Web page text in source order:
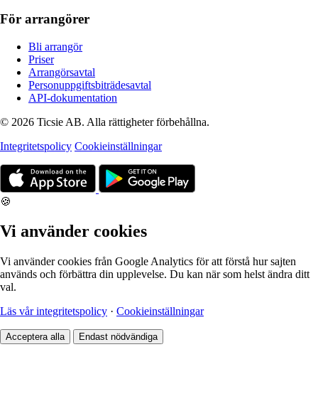
För arrangörer
Bli arrangör
Priser
Arrangörsavtal
Personuppgiftsbiträdesavtal
API-dokumentation
© 2026 Ticsie AB. Alla rättigheter förbehållna.
Integritetspolicy Cookieinställningar
🍪
Vi använder cookies
Vi använder cookies från Google Analytics för att förstå hur sajten
används och förbättra din upplevelse. Du kan när som helst ändra ditt
val.
Läs vår integritetspolicy · Cookieinställningar
Acceptera alla Endast nödvändiga